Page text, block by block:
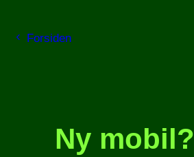
Forsiden
Ny mobil?